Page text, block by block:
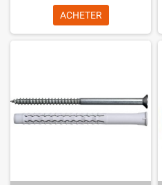
ACHETER